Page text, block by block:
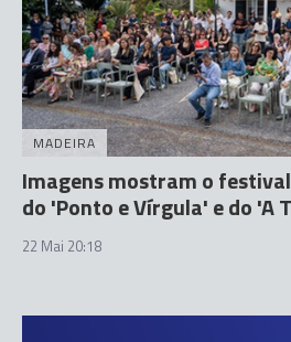
MADEIRA
Imagens mostram o
do 'Ponto e Vírgula' e do 'A
22 Mai 20:18